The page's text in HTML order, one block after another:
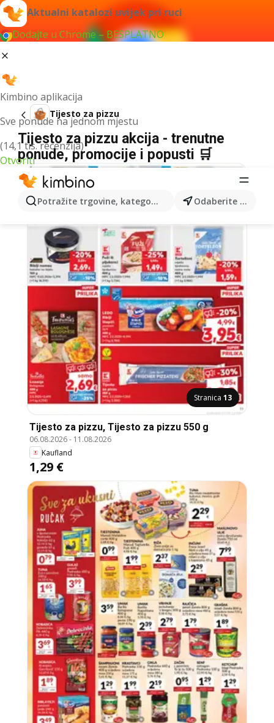
Aktualni katalozi uvijek pri ruci
Dodajte u Chrome – BESPLATNO
Kimbino aplikacija
Sve ponude na jednom mjestu
(14,1 tis. recenzija)
Otvoriti
Potražite trgovine, kategorije, proizvode... Odaberite grad
Tijesto za pizzu
Tijesto za pizzu akcija - trenutne
ponude, promocije i popusti 🛒
Stranica 13
Tijesto za pizzu, Tijesto za pizzu 550 g
06.08.2026- 11.08.2026
Kaufland
1,29 €